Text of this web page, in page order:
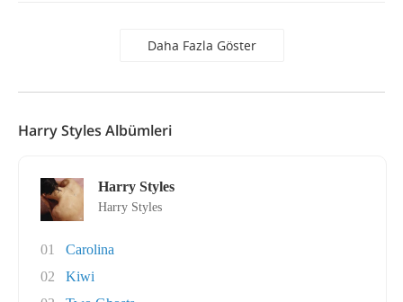
Daha Fazla Göster
Harry Styles Albümleri
Harry Styles
Harry Styles
01
Carolina
02
Kiwi